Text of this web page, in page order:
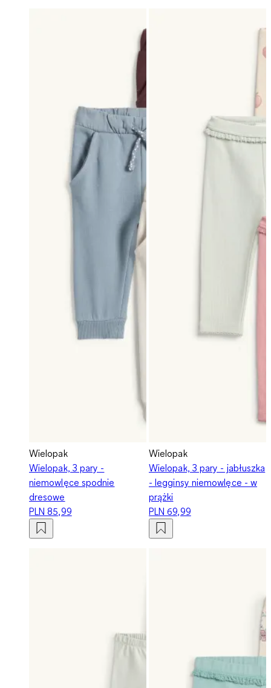
Wielopak
Wielopak, 3 pary -
niemowlęce spodnie
dresowe
PLN 85,99
Wielopak
Wielopak, 3 pary - jabłuszka
- legginsy niemowlęce - w
prążki
PLN 69,99